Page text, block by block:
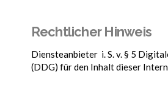
Rechtlicher Hinweis
Diensteanbieter i. S. v. § 5
(DDG) für den Inhalt dieser